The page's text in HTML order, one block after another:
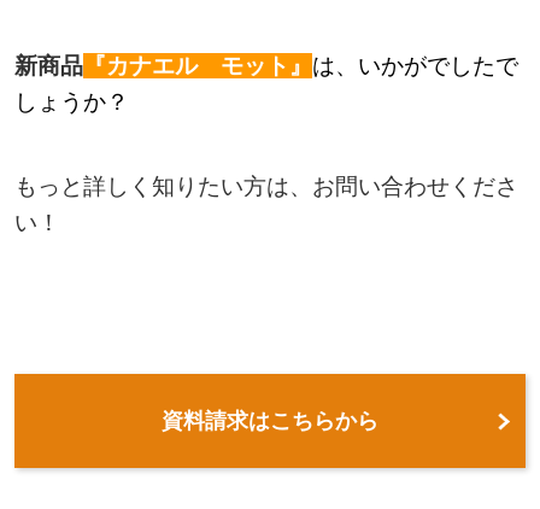
新商品『カナエル モット』 は、いかがでしたで
しょうか？
もっと詳しく知りたい方は、お問い合わせくださ
い！
資料請求はこちらから